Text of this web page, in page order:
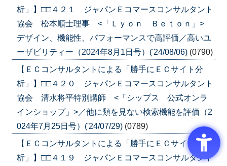
析」】□□４２１ ジャパンＥコマースコンサルタント
協会 松本順士理事 <「Ｌｙｏｎ Ｂｅｔｏｎ」>
デザイン、機能性、パフォーマンスで高評価／高いユ
ーザビリティー（2024年8月1日号）('24/08/06) (0790)
【ＥＣコンサルタントによる「勝手にＥＣサイト分
析」】□□４２０ ジャパンＥコマースコンサルタント
協会 清水将平特別講師 <「シップス 公式オンラ
インショップ」>／他に類を見ない検索機能を評価（2
024年7月25日号）('24/07/29) (0789)
【ＥＣコンサルタントによる「勝手にＥＣサイト分
析」】□□４１９ ジャパンＥコマースコンサルタント